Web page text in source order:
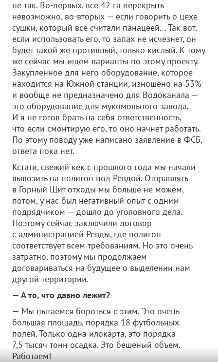
не так. Во-первых, все 42 га перекрыть
невозможно, во-вторых — если говорить о цехе
сушки, который все считали панацеей... Так вот,
если использовать его, то запах не исчезнет, он
будет такой же противный, только кислый. К тому
же сейчас мы ищем варианты по этому проекту.
Закупленное для него оборудование, которое
находится на Южной станции, изношено на 53%
и вообще не предназначено для Водоканала —
это оборудование для мукомольного завода.
И я не готов брать на себя ответственность,
что если смонтирую его, то оно начнет работать.
По этому поводу уже написано заявление в ФСБ,
ответа пока нет.
Кстати, свежий кек с прошлого года мы начали
вывозить на полигон под Ревдой. Отправлять
в Горный Щит отходы мы больше не можем,
потом, у нас был негативный опыт с одним
подрядчиком — дошло до уголовного дела.
Поэтому сейчас заключили договор
с администрацией Ревды, где полигон
соответствует всем требованиям. Но это очень
затратно, поэтому мы продолжаем
договариваться на будущее о выделении нам
другой территории.
— А то, что давно лежит?
— Мы пытаемся бороться с этим. Это очень
большая площадь, порядка 18 футбольных
полей. Только одна илокарта, это порядка
7,5 тысяч тонн осадка. Это бешеный объем.
Работаем!